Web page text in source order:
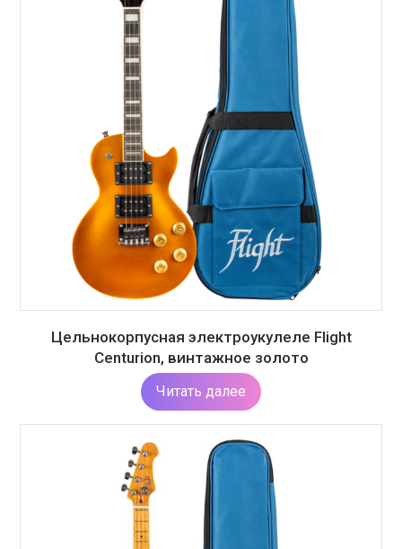
Цельнокорпусная электроукулеле Flight
Centurion, винтажное золото
Читать далее